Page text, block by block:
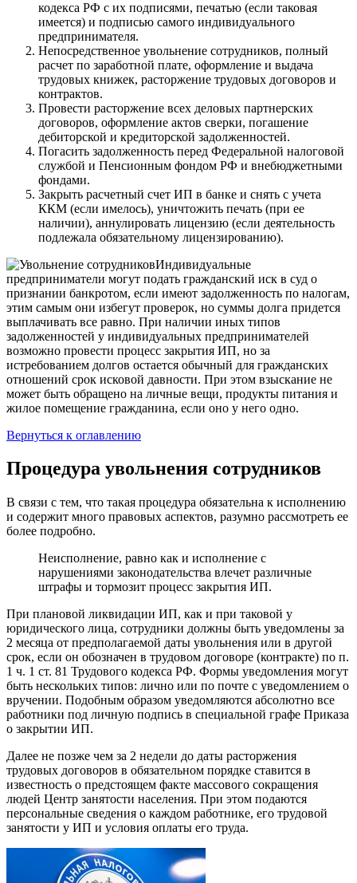
кодекса РФ с их подписями, печатью (если таковая
имеется) и подписью самого индивидуального
предпринимателя.
Непосредственное увольнение сотрудников, полный
расчет по заработной плате, оформление и выдача
трудовых книжек, расторжение трудовых договоров и
контрактов.
Провести расторжение всех деловых партнерских
договоров, оформление актов сверки, погашение
дебиторской и кредиторской задолженностей.
Погасить задолженность перед Федеральной налоговой
службой и Пенсионным фондом РФ и внебюджетными
фондами.
Закрыть расчетный счет ИП в банке и снять с учета
ККМ (если имелось), уничтожить печать (при ее
наличии), аннулировать лицензию (если деятельность
подлежала обязательному лицензированию).
Индивидуальные
предприниматели могут подать гражданский иск в суд о
признании банкротом, если имеют задолженность по налогам,
этим самым они избегут проверок, но суммы долга придется
выплачивать все равно. При наличии иных типов
задолженностей у индивидуальных предпринимателей
возможно провести процесс закрытия ИП, но за
истребованием долгов остается обычный для гражданских
отношений срок исковой давности. При этом взыскание не
может быть обращено на личные вещи, продукты питания и
жилое помещение гражданина, если оно у него одно.
Вернуться к оглавлению
Процедура увольнения сотрудников
В связи с тем, что такая процедура обязательна к исполнению
и содержит много правовых аспектов, разумно рассмотреть ее
более подробно.
Неисполнение, равно как и исполнение с
нарушениями законодательства влечет различные
штрафы и тормозит процесс закрытия ИП.
При плановой ликвидации ИП, как и при таковой у
юридического лица, сотрудники должны быть уведомлены за
2 месяца от предполагаемой даты увольнения или в другой
срок, если он обозначен в трудовом договоре (контракте) по п.
1 ч. 1 ст. 81 Трудового кодекса РФ. Формы уведомления могут
быть нескольких типов: лично или по почте с уведомлением о
вручении. Подобным образом уведомляются абсолютно все
работники под личную подпись в специальной графе Приказа
о закрытии ИП.
Далее не позже чем за 2 недели до даты расторжения
трудовых договоров в обязательном порядке ставится в
известность о предстоящем факте массового сокращения
людей Центр занятости населения. При этом подаются
персональные сведения о каждом работнике, его трудовой
занятости у ИП и условия оплаты его труда.